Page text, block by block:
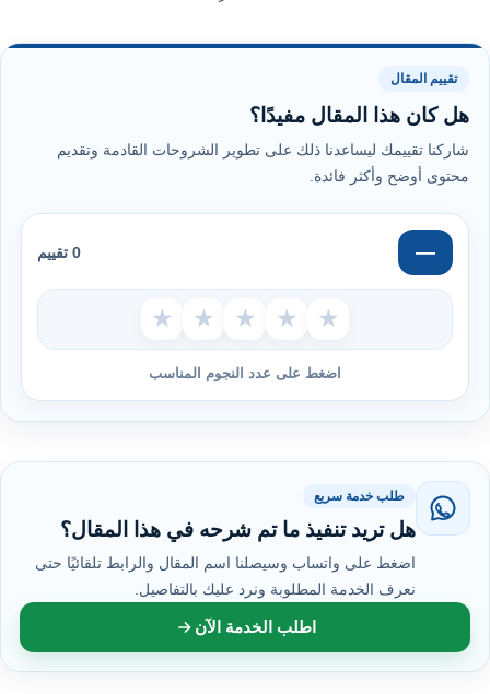
تقييم المقال
هل كان هذا المقال مفيدًا؟
شاركنا تقييمك ليساعدنا ذلك على تطوير الشروحات القادمة وتقديم
محتوى أوضح وأكثر فائدة.
— 0 تقييم
★ ★ ★ ★ ★
اضغط على عدد النجوم المناسب
طلب خدمة سريع
هل تريد تنفيذ ما تم شرحه في هذا المقال؟
اضغط على واتساب وسيصلنا اسم المقال والرابط تلقائيًا حتى
نعرف الخدمة المطلوبة ونرد عليك بالتفاصيل.
اطلب الخدمة الآن